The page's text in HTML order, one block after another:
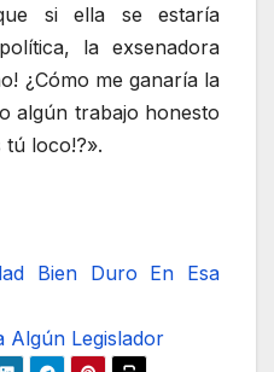
si ella se estaría
la exsenadora
¿Cómo me ganaría la
algún trabajo honesto
tú loco!?».
Bien Duro En Esa
Algún Legislador